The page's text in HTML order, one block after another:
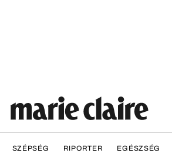
SZÉPSÉG RIPORTER EGÉSZSÉG